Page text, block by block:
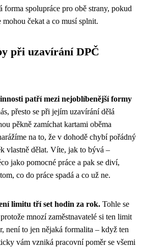
forma spolupráce pro obě strany, pokud
čekat a co musí splnit.
při uzavírání DPČ
patří mezi nejoblíbenější formy
přesto se při jejím uzavírání dělá
pěkně zamíchat kartami oběma
na to, že v dohodě chybí pořádný
vlastně dělat. Víte, jak to bývá –
jako pomocné práce a pak se diví,
co do práce spadá a co už ne.
limitu tří set hodin za rok. Tohle se
mnozí zaměstnavatelé si ten limit
není to jen nějaká formalita – když ten
vám vzniká pracovní poměr se všemi